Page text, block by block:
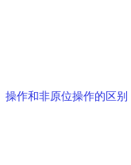
作和非原位操作的区别